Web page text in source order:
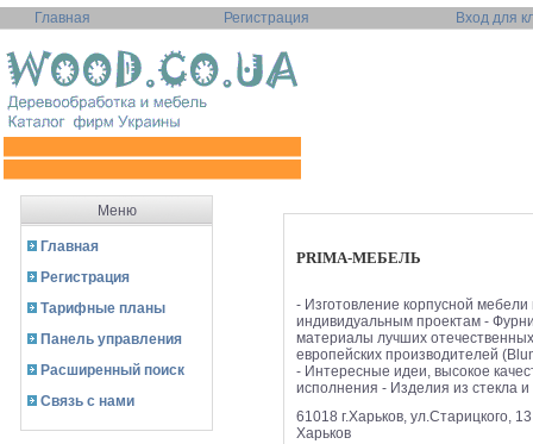
Главная Регистрация Вход для
Меню
Главная
Регистрация
Тарифные планы
Панель управления
Расширенный поиск
Связь с нами
PRIMA-МЕБЕЛЬ
- Изготовление корпусной мебели
индивидуальным проектам -
материалы лучших
европейских производителей
- Интересные идеи, высокое
исполнения - Изделия из стекла и
61018 г.Харьков, ул.Старицкого,
Харьков